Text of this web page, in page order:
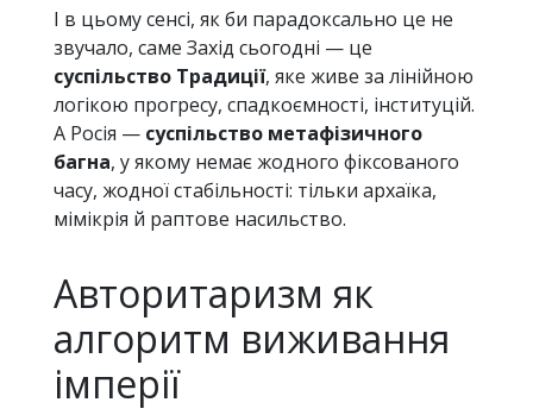
І в цьому сенсі, як би парадоксально це не
звучало, саме Захід сьогодні — це
суспільство Традиції, яке живе за лінійною
логікою прогресу, спадкоємності, інституцій.
А Росія — суспільство метафізичного
багна, у якому немає жодного фіксованого
часу, жодної стабільності: тільки архаїка,
мімікрія й раптове насильство.
Авторитаризм як
алгоритм виживання
імперії